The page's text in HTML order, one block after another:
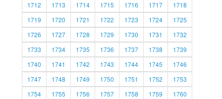
1712
1713 1714 1715 1716 1717
1718
1719
1720 1721 1722 1723 1724
1725
1726
1727 1728 1729 1730 1731
1732
1733
1734 1735 1736 1737 1738
1739
1740
1741 1742 1743 1744 1745
1746
1747
1748 1749 1750 1751 1752
1753
1754
1755 1756 1757 1758 1759
1760